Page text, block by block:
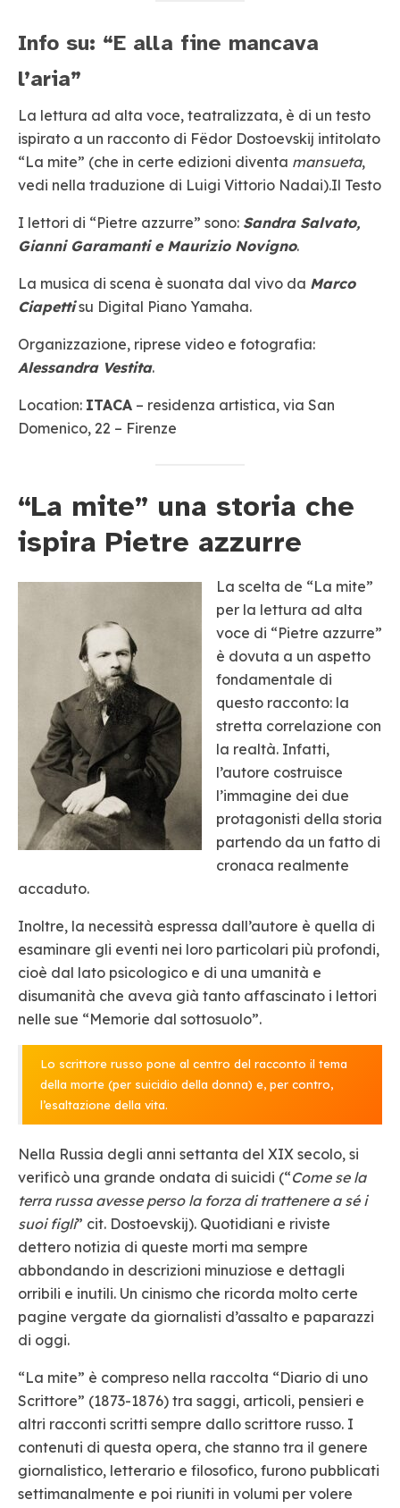
Info su: “E alla fine mancava
l’aria”
La lettura ad alta voce, teatralizzata, è di un testo
ispirato a un racconto di Fëdor Dostoevskij intitolato
“La mite” (che in certe edizioni diventa mansueta,
vedi nella traduzione di Luigi Vittorio Nadai).Il Testo
I lettori di “Pietre azzurre” sono: Sandra Salvato,
Gianni Garamanti e Maurizio Novigno.
La musica di scena è suonata dal vivo da Marco
Ciapettisu Digital Piano Yamaha.
Organizzazione, riprese video e fotografia:
Alessandra Vestita.
Location: ITACA – residenza artistica, via San
Domenico, 22 – Firenze
“La mite” una storia che
ispira Pietre azzurre
La scelta de “La mite”
per la lettura ad alta
voce di “Pietre azzurre”
è dovuta a un aspetto
fondamentale di
questo racconto: la
stretta correlazione con
la realtà. Infatti,
l’autore costruisce
l’immagine dei due
protagonisti della storia
partendo da un fatto di
cronaca realmente
accaduto.
Inoltre, la necessità espressa dall’autore è quella di
esaminare gli eventi nei loro particolari più profondi,
cioè dal lato psicologico e di una umanità e
disumanità che aveva già tanto affascinato i lettori
nelle sue “Memorie dal sottosuolo”.
Lo scrittore russo pone al centro del racconto il tema
della morte (per suicidio della donna) e, per contro,
l’esaltazione della vita.
Nella Russia degli anni settanta del XIX secolo, si
verificò una grande ondata di suicidi (“Come se la
terra russa avesse perso la forza di trattenere a sé i
suoi figli” cit. Dostoevskij). Quotidiani e riviste
dettero notizia di queste morti ma sempre
abbondando in descrizioni minuziose e dettagli
orribili e inutili. Un cinismo che ricorda molto certe
pagine vergate da giornalisti d’assalto e paparazzi
di oggi.
“La mite” è compreso nella raccolta “Diario di uno
Scrittore” (1873-1876) tra saggi, articoli, pensieri e
altri racconti scritti sempre dallo scrittore russo. I
contenuti di questa opera, che stanno tra il genere
giornalistico, letterario e filosofico, furono pubblicati
settimanalmente e poi riuniti in volumi per volere